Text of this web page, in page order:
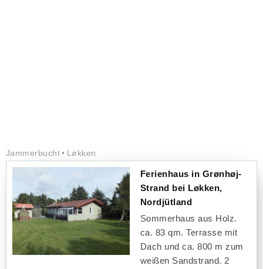
Jammerbucht Løkken
Ferienhaus in Grønhøj-
Strand bei Løkken,
Nordjütland
Sommerhaus aus Holz.
ca. 83 qm. Terrasse mit
Dach und ca. 800 m zum
weißen Sandstrand. 2